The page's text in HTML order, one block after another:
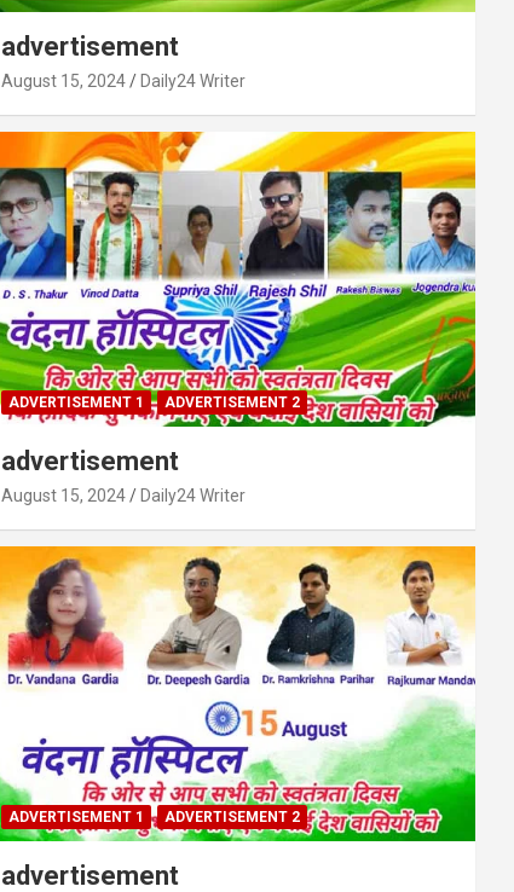
advertisement
August 15, 2024 Daily24 Writer
ADVERTISEMENT 1 ADVERTISEMENT 2
advertisement
August 15, 2024 Daily24 Writer
ADVERTISEMENT 1 ADVERTISEMENT 2
advertisement